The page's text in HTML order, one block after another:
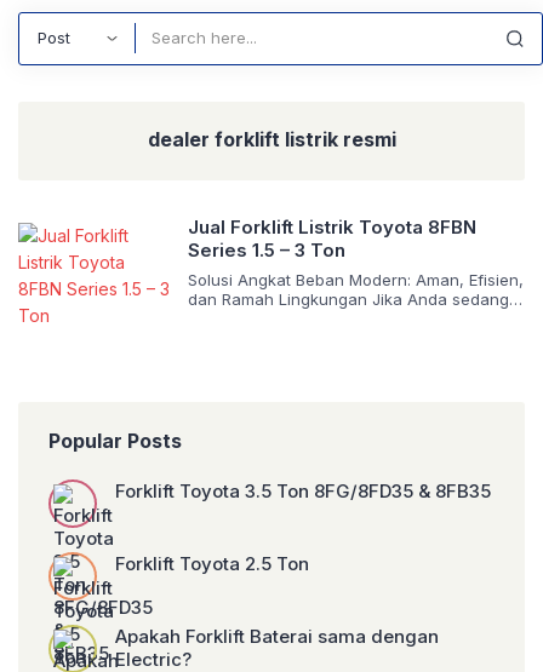
dealer forklift listrik resmi
Jual Forklift Listrik Toyota 8FBN
Series 1.5 – 3 Ton
Solusi Angkat Beban Modern: Aman, Efisien,
dan Ramah Lingkungan Jika Anda sedang
Popular Posts
Forklift Toyota 3.5 Ton 8FG/8FD35 & 8FB35
Forklift Toyota 2.5 Ton
Apakah Forklift Baterai sama dengan
Electric?